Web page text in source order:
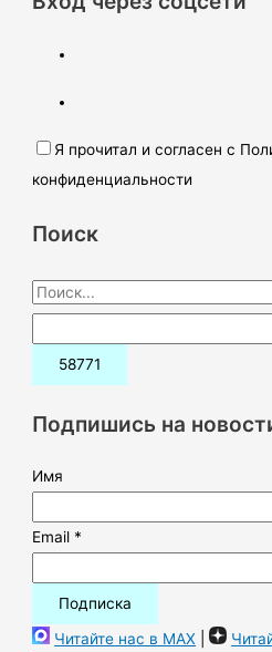
Я прочитал и согласен с
конфиденциальности
Поиск
П
о
и
:Подпишись на
Имя
Email *
Читайте нас в MAX |